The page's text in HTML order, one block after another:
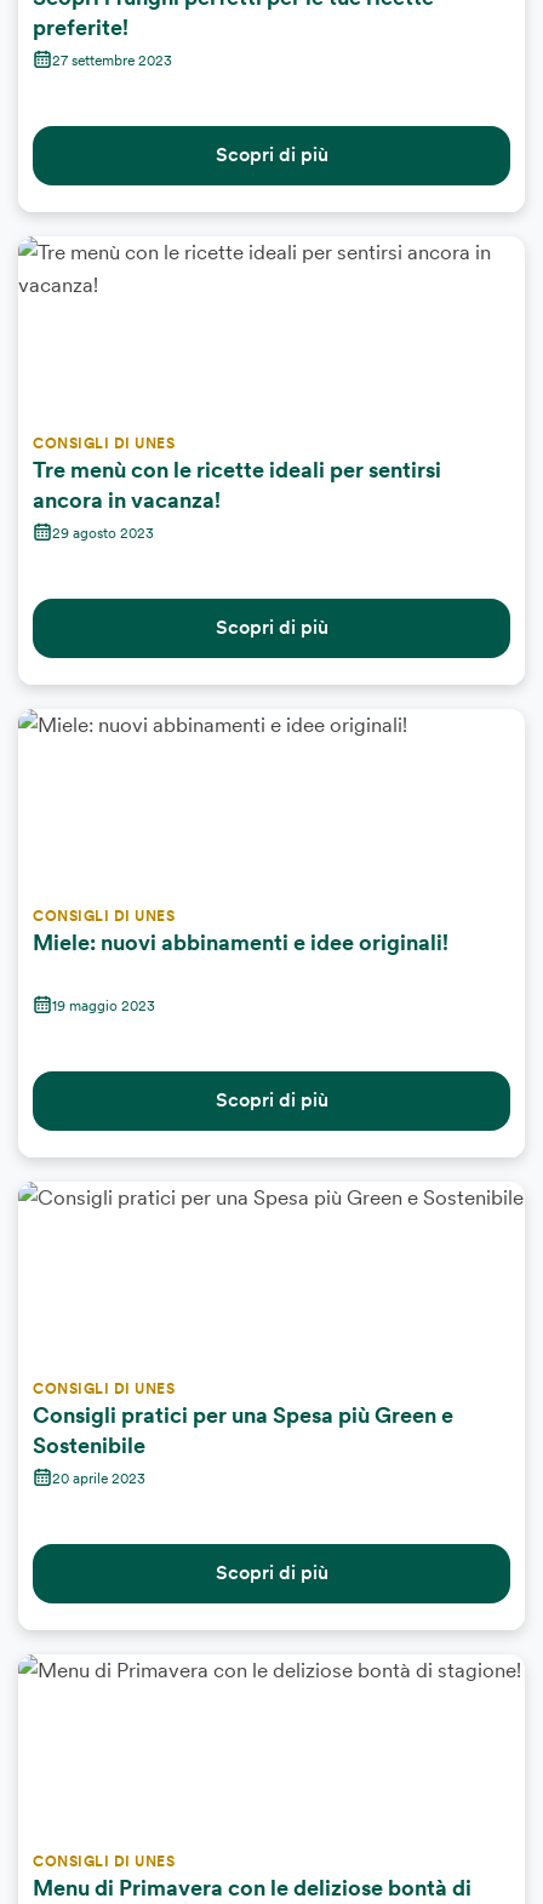
preferite!
27 settembre 2023
Scopri di più
CONSIGLI DI UNES
Tre menù con le ricette ideali per sentirsi
ancora in vacanza!
29 agosto 2023
Scopri di più
CONSIGLI DI UNES
Miele: nuovi abbinamenti e idee originali!
19 maggio 2023
Scopri di più
CONSIGLI DI UNES
Consigli pratici per una Spesa più Green e
Sostenibile
20 aprile 2023
Scopri di più
CONSIGLI DI UNES
Menu di Primavera con le deliziose bontà di